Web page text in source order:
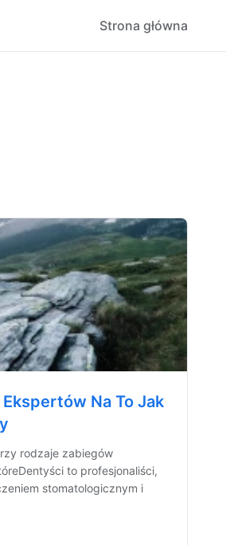
Strona główna
Na To Jak
rodzaje zabiegów
to profesjonaliści,
stomatologicznym i